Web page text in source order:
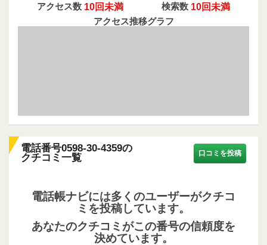
アクセス数 10回未満 検索数 10回未満
アクセス推移グラフ
電話番号0598-30-4359の
クチコミ一覧
口コミを投稿
電話帳ナビには多くのユーザーがクチコ
ミを投稿しています。
あなたのクチコミがこの番号の信頼度を
決めています。